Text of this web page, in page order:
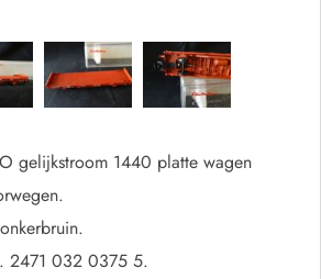
gelijkstroom 1440 platte wagen
2471 032 0375 5.